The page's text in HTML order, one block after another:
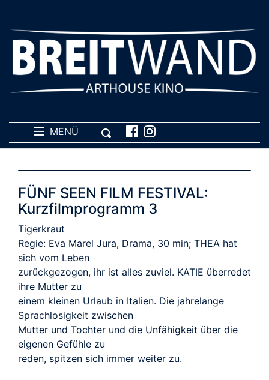
MENÜ
FÜNF SEEN FILM FESTIVAL:
Kurzfilmprogramm 3
Tigerkraut
Regie: Eva Marel Jura, Drama, 30 min; THEA hat
sich vom Leben
zurückgezogen, ihr ist alles zuviel. KATIE überredet
ihre Mutter zu
einem kleinen Urlaub in Italien. Die jahrelange
Sprachlosigkeit zwischen
Mutter und Tochter und die Unfähigkeit über die
eigenen Gefühle zu
reden, spitzen sich immer weiter zu.